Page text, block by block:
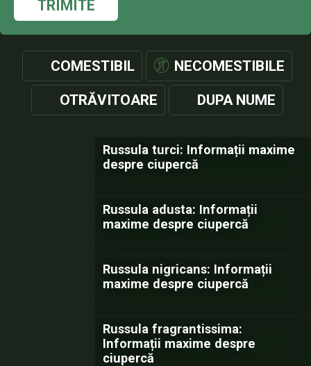
TRIMITE
COMESTIBIL NECOMESTIBILE
OTRĂVITOARE DUPA NUME
Russula turci: Informații maxime
despre ciupercă
Russula adusta: Informații
maxime despre ciupercă
Russula nigricans: Informații
maxime despre ciupercă
Russula fragrantissima:
Informații maxime despre
ciupercă